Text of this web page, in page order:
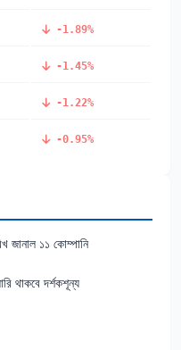
-1.89%
-1.45%
-1.22%
-0.95%
জানাল ১১ কোম্পানি
থাকবে দর্শকশূন্য